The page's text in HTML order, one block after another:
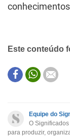
Este conteúdo
Este
Outro
Equipe do
O
para produzir,